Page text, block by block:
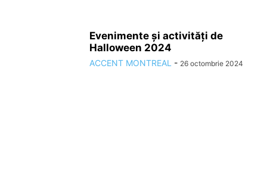
Evenimente și activități de
Halloween 2024
ACCENT MONTREAL - 26 octombrie 2024